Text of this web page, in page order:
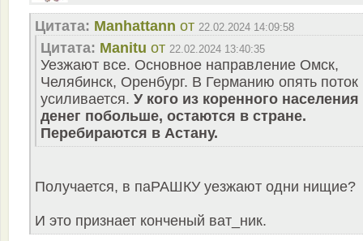
Цитата: Manhattann от 22.02.2024 14:09:58
Цитата: Manitu от 22.02.2024 13:40:35
Уезжают все. Основное направление Омск,
Челябинск, Оренбург. В Германию опять поток
усиливается. У кого из коренного населения
денег побольше, остаются в стране.
Перебираются в Астану.
Получается, в паРАШКУ уезжают одни нищие?
И это признает конченый ват_ник.